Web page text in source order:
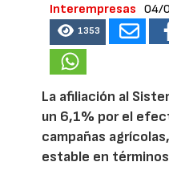
Interempresas
04/
1353
La afiliación al
un 6,1% por el
campañas
estable en